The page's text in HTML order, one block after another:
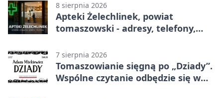
8 sierpnia 2026
Apteki Żelechlinek, powiat
tomaszowski - adresy, telefony,
7 sierpnia 2026
Tomaszowianie sięgną po „Dziady”.
Wspólne czytanie odbędzie się w